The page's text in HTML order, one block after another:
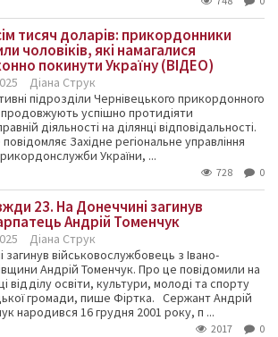
тисяч доларів: прикордонники
чоловіків, які намагалися
покинути Україну (ВІДЕО)
Діана Струк
підрозділи Чернівецького прикордонного
продовжують успішно протидіяти
діяльності на ділянці відповідальності.
Західне регіональне управління
України, ...
728 0
23. На Донеччині загинув
Андрій Томенчук
Діана Струк
загинув військовослужбовець з Івано-
Андрій Томенчук. Про це повідомили на
відділу освіти, культури, молоді та спорту
громади, пише Фіртка. Сержант Андрій
народився 16 грудня 2001 року, п ...
2017 0